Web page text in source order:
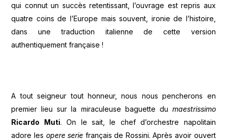
qui connut un succès retentissant, l’ouvrage est repris aux
quatre coins de l’Europe mais souvent, ironie de l’histoire,
dans une traduction italienne de cette version
authentiquement française !
A tout seigneur tout honneur, nous nous pencherons en
premier lieu sur la miraculeuse baguette du maestrissimo
Ricardo Muti. On le sait, le chef d’orchestre napolitain
adore les opere serie français de Rossini. Après avoir ouvert